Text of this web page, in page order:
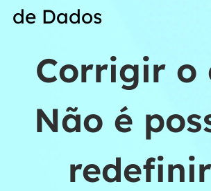
de Dados
Corrigir o
Não é